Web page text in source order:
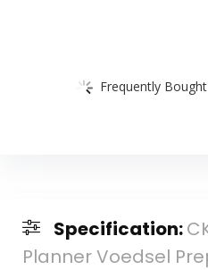
Frequently
Specification:
Planner Voedsel